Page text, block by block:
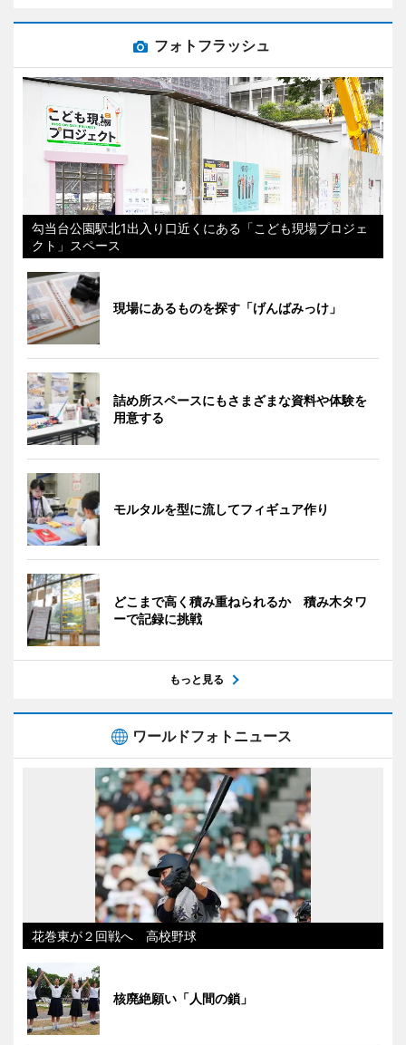
フォトフラッシュ
勾当台公園駅北1出入り口近くにある「こども現場プロジェ
クト」スペース
現場にあるものを探す「げんばみっけ」
詰め所スペースにもさまざまな資料や体験を
用意する
モルタルを型に流してフィギュア作り
どこまで高く積み重ねられるか 積み木タワ
ーで記録に挑戦
もっと見る
ワールドフォトニュース
花巻東が２回戦へ 高校野球
核廃絶願い「人間の鎖」